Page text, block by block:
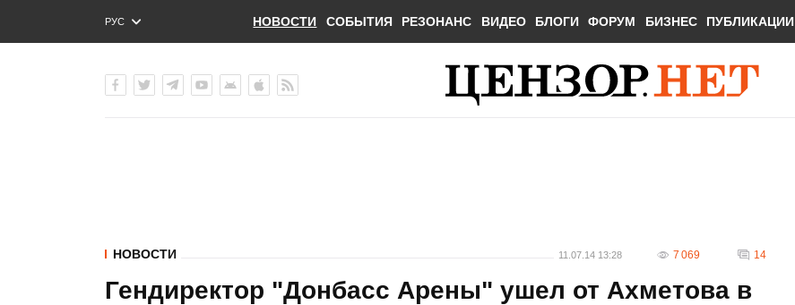
РУС
ENG
НОВОСТИ СОБЫТИЯ РЕЗОНАНС ВИДЕО БЛОГИ ФОРУМ БИЗНЕС ПУБЛИКАЦИИ
НОВОСТИ 11.07.14 13:28 7 069 14
Гендиректор "Донбасс Арены" ушел от Ахметова в